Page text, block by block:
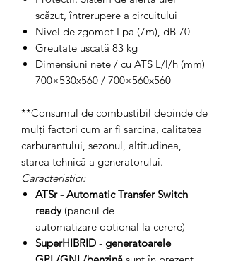
scăzut, întrerupere a circuitului
Nivel de zgomot Lpa (7m), dB 70
Greutate uscată 83 kg
Dimensiuni nete / cu ATS L/l/h (mm)
700×530x560 / 700×560x560
**Consumul de combustibil depinde de
mulți factori cum ar fi sarcina, calitatea
carburantului, sezonul, altitudinea,
starea tehnică a generatorului.
Caracteristici:
ATSr - Automatic Transfer Switch
ready(panoul de
automatizare optional la cerere)
SuperHIBRID - generatoarele